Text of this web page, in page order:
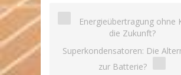
Energieübertragung ohne
die Zukunft?
Superkondensatoren: Die
zur Batterie?